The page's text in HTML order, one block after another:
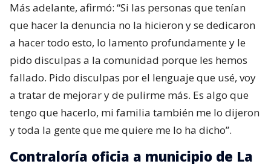
Más adelante, afirmó: “Si las personas que tenían
que hacer la denuncia no la hicieron y se dedicaron
a hacer todo esto, lo lamento profundamente y le
pido disculpas a la comunidad porque les hemos
fallado. Pido disculpas por el lenguaje que usé, voy
a tratar de mejorar y de pulirme más. Es algo que
tengo que hacerlo, mi familia también me lo dijeron
y toda la gente que me quiere me lo ha dicho”.
Contraloría oficia a municipio de La